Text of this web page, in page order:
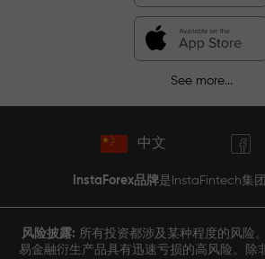
See more...
中文
InstaForex品牌是InstaFintech集
风险披露: 所有投资都涉及某种程度的风险
易金融衍生产品具有迅速亏损的高风险。除